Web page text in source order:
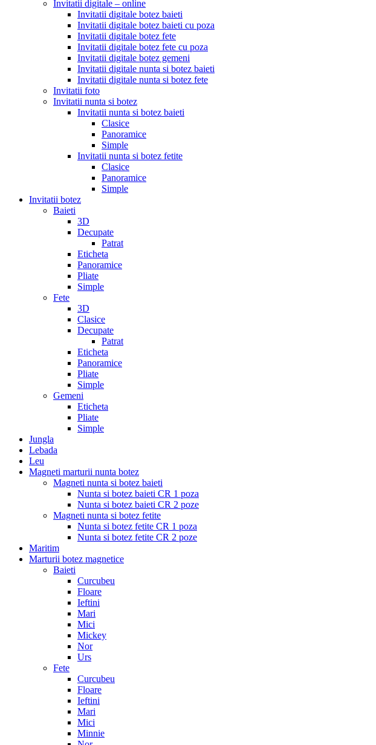
Invitatii digitale – online
Invitatii digitale botez baieti
Invitatii digitale botez baieti cu poza
Invitatii digitale botez fete
Invitatii digitale botez fete cu poza
Invitatii digitale botez gemeni
Invitatii digitale nunta si botez baieti
Invitatii digitale nunta si botez fete
Invitatii foto
Invitatii nunta si botez
Invitatii nunta si botez baieti
Clasice
Panoramice
Simple
Invitatii nunta si botez fetite
Clasice
Panoramice
Simple
Invitatii botez
Baieti
3D
Decupate
Patrat
Eticheta
Panoramice
Pliate
Simple
Fete
3D
Clasice
Decupate
Patrat
Eticheta
Panoramice
Pliate
Simple
Gemeni
Eticheta
Pliate
Simple
Jungla
Lebada
Leu
Magneti marturii nunta botez
Magneti nunta si botez baieti
Nunta si botez baieti CR 1 poza
Nunta si botez baieti CR 2 poze
Magneti nunta si botez fetite
Nunta si botez fetite CR 1 poza
Nunta si botez fetite CR 2 poze
Maritim
Marturii botez magnetice
Baieti
Curcubeu
Floare
Ieftini
Mari
Mici
Mickey
Nor
Urs
Fete
Curcubeu
Floare
Ieftini
Mari
Mici
Minnie